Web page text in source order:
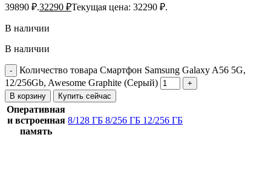
39890 ₽.32290 ₽Текущая цена: 32290 ₽.
В наличии
В наличии
Количество товара Смартфон Samsung Galaxy A56 5G,
12/256Gb, Awesome Graphite (Серый)
В корзину Купить сейчас
Оперативная
и встроенная
память
8/128 ГБ 8/256 ГБ 12/256 ГБ